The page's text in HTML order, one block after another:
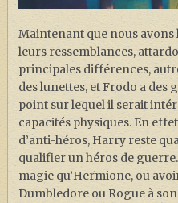
Maintenant que nous
leurs ressemblances,
principales différences,
des lunettes, et Frodo a des
point sur lequel il serait
capacités physiques. En
d’anti-héros, Harry reste
qualifier un héros de
magie qu’Hermione, ou
Dumbledore ou Rogue à